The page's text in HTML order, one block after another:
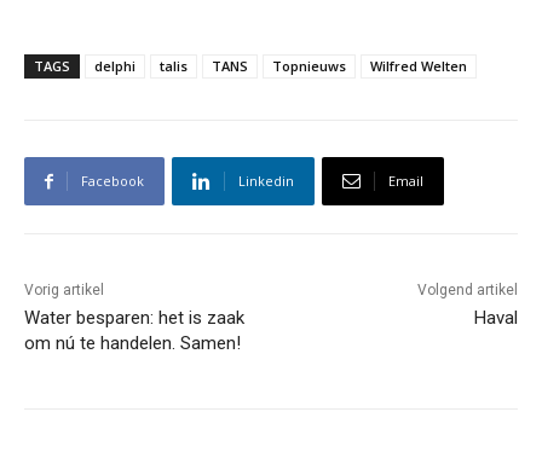
TAGS delphi talis TANS Topnieuws Wilfred Welten
Facebook Linkedin Email
Vorig artikel
Water besparen: het is zaak
om nú te handelen. Samen!
Volgend artikel
Haval